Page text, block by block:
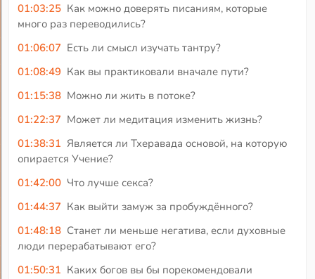
01:03:25 Как можно доверять писаниям, которые
много раз переводились?
01:06:07 Есть ли смысл изучать тантру?
01:08:49 Как вы практиковали вначале пути?
01:15:38 Можно ли жить в потоке?
01:22:37 Может ли медитация изменить жизнь?
01:38:31 Является ли Тхеравада основой, на которую
опирается Учение?
01:42:00 Что лучше секса?
01:44:37 Как выйти замуж за пробуждённого?
01:48:18 Станет ли меньше негатива, если духовные
люди перерабатывают его?
01:50:31 Каких богов вы бы порекомендовали